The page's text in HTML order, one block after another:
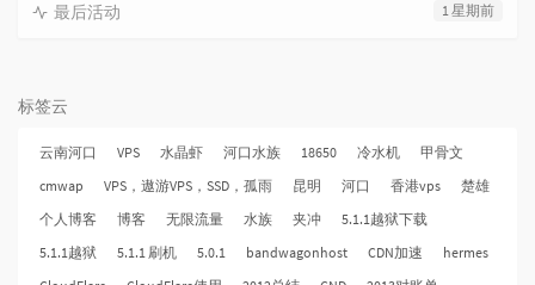
1 星期前
最后活动
标签云
云南河口 VPS 水晶虾 河口水族 18650 冷水机
甲骨文
cmwap
VPS，遨游VPS，SSD，孤雨 昆明 河口 香港vps
楚雄
个人博客
博客 无限流量 水族 夹冲
5.1.1越狱下载
5.1.1越狱
5.1.1 刷机 5.0.1 bandwagonhost CDN加速
hermes